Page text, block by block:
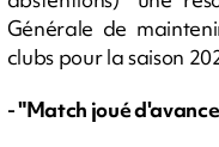
Générale de
clubs pour la saison
- "Match joué